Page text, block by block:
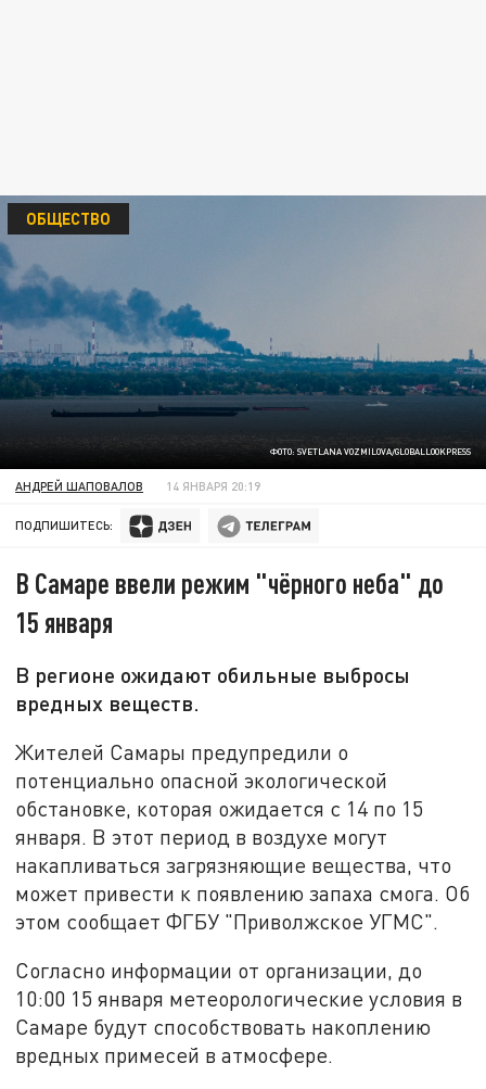
ФОТО: SVETLANA VOZMILOVA/GLOBALLOOKPRESS
ОБЩЕСТВО
АНДРЕЙ ШАПОВАЛОВ 14 ЯНВАРЯ 20:19
ПОДПИШИТЕСЬ:
В Самаре ввели режим "чёрного неба" до
15 января
В регионе ожидают обильные выбросы
вредных веществ.
Жителей Самары предупредили о
потенциально опасной экологической
обстановке, которая ожидается с 14 по 15
января. В этот период в воздухе могут
накапливаться загрязняющие вещества, что
может привести к появлению запаха смога. Об
этом сообщает ФГБУ "Приволжское УГМС".
Согласно информации от организации, до
10:00 15 января метеорологические условия в
Самаре будут способствовать накоплению
вредных примесей в атмосфере.